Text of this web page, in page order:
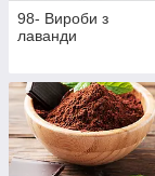
98- Вироби з
лаванди